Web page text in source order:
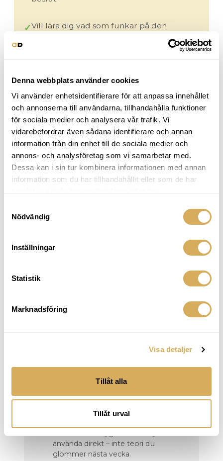
Denna webbplats använder cookies
Vi använder enhetsidentifierare för att anpassa innehållet
och annonserna till användarna, tillhandahålla funktioner
för sociala medier och analysera vår trafik. Vi
vidarebefordrar även sådana identifierare och annan
information från din enhet till de sociala medier och
annons- och analysföretag som vi samarbetar med.
Dessa kan i sin tur kombinera informationen med annan
information som du har tillhandahållit eller som de har
Nödvändig
Inställningar
Statistik
Marknadsföring
Visa detaljer
Tillåt alla
Tillåt urval
Vill lära dig vad som funkar på den
Letar efter en praktisk, handfast
genomgång – inte en teoritung kurs
DET HÄR FÅR DU MED DIG
Komplett genomgång av Ads
Det som faktiskt fungerar just nu –
inte råd som hade sitt bästa-före-
använda direkt – inte teori du
glömmer nästa vecka.